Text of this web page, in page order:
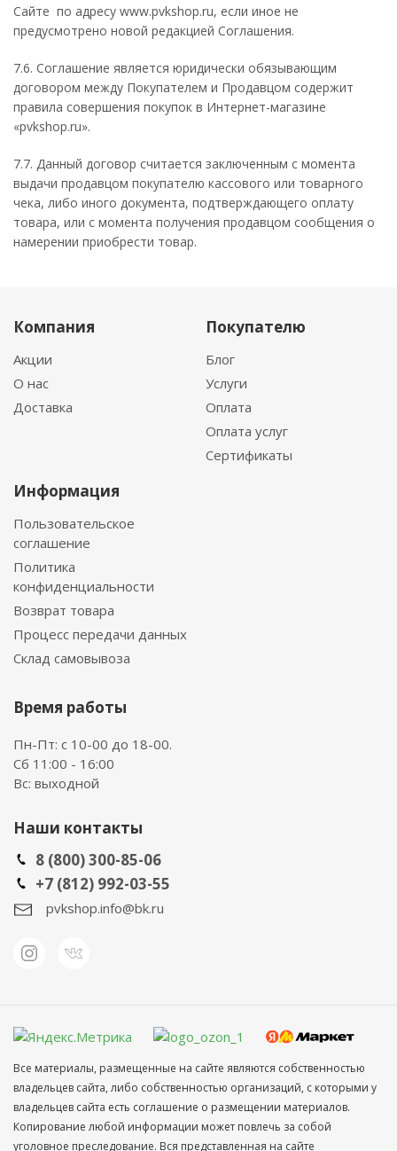
Сайте по адресу www.pvkshop.ru, если иное не
предусмотрено новой редакцией Соглашения.
7.6. Соглашение является юридически обязывающим
договором между Покупателем и Продавцом содержит
правила совершения покупок в Интернет-магазине
«pvkshop.ru».
7.7. Данный договор считается заключенным с момента
выдачи продавцом покупателю кассового или товарного
чека, либо иного документа, подтверждающего оплату
товара, или с момента получения продавцом сообщения о
намерении приобрести товар.
Компания
Акции
О нас
Доставка
Покупателю
Блог
Услуги
Оплата
Оплата услуг
Сертификаты
Информация
Пользовательское
соглашение
Политика
конфиденциальности
Возврат товара
Процесс передачи данных
Склад самовывоза
Время работы
Пн-Пт: с 10-00 до 18-00.
Сб 11:00 - 16:00
Вс: выходной
Наши контакты
8 (800) 300-85-06
+7 (812) 992-03-55
pvkshop.info@bk.ru
Все материалы, размещенные на сайте являются собственностью
владельцев сайта, либо собственностью организаций, с которыми у
владельцев сайта есть соглашение о размещении материалов.
Копирование любой информации может повлечь за собой
уголовное преследование. Вся представленная на сайте